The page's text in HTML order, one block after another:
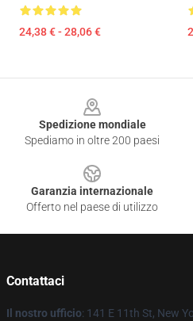
24,38 € - 28,06 €
Spedizione mondiale
Spediamo in oltre 200 paesi
Garanzia internazionale
Offerto nel paese di utilizzo
Contattaci
Il nostro ufficio: 141 E 11th St, New